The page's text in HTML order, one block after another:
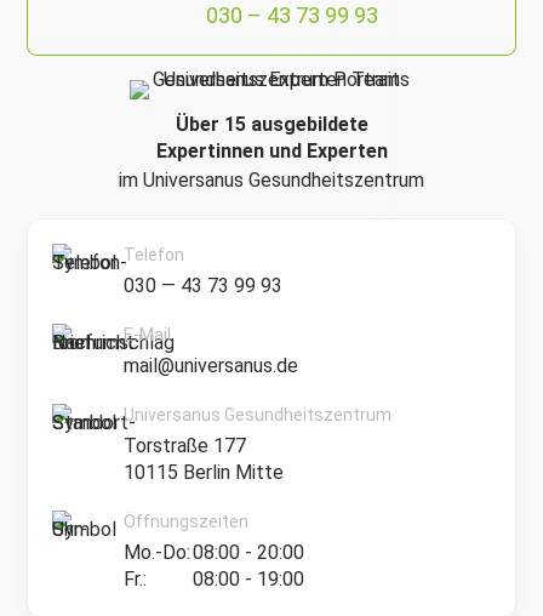
030 – 43 73 99 93
Über 15 ausgebildete
Expertinnen und Experten
im Universanus Gesundheitszentrum
Telefon
030 — 43 73 99 93
E-Mail
mail@universanus.de
Universanus Gesundheitszentrum
Torstraße 177
10115 Berlin Mitte
Öffnungszeiten
Mo.-Do:08:00 - 20:00
Fr.:
08:00 - 19:00